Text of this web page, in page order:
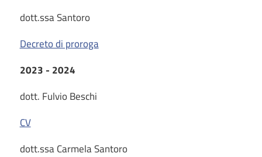
dott.ssa Santoro
Decreto di proroga
2023 - 2024
dott. Fulvio Beschi
CV
dott.ssa Carmela Santoro